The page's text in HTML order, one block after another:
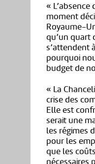
«
moment
Royaume-
qu’un quart
s’attendent
pourquoi
budget de
« La
crise des
Elle est
serait une
les régimes
pour les
que les
nécessaires